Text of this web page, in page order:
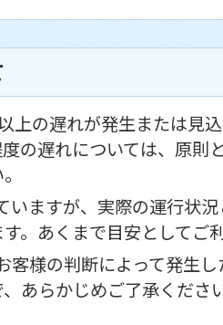
上の遅れが発生または見
の遅れについては、原則
ますが、実際の運行状
。あくまで目安としてご
様の判断によって発生
あらかじめご了承くださ